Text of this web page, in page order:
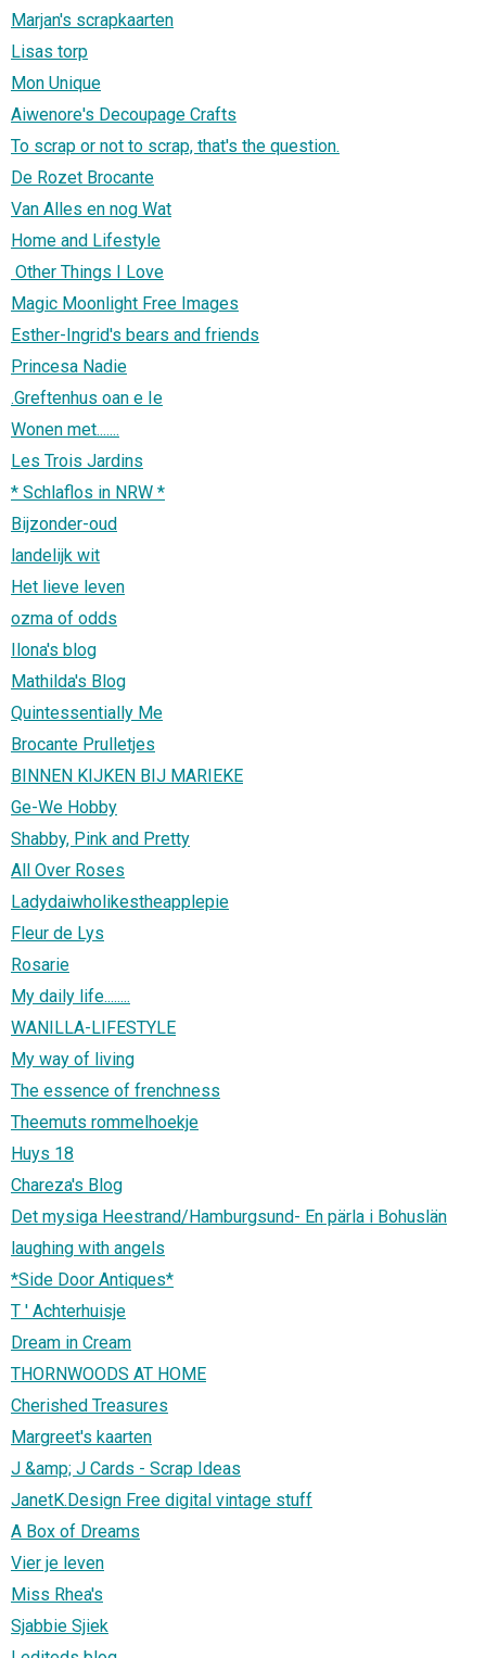
Marjan's scrapkaarten
Lisas torp
Mon Unique
Aiwenore's Decoupage Crafts
To scrap or not to scrap, that's the question.
De Rozet Brocante
Van Alles en nog Wat
Home and Lifestyle
Other Things I Love
Magic Moonlight Free Images
Esther-Ingrid's bears and friends
Princesa Nadie
.Greftenhus oan e Ie
Wonen met.......
Les Trois Jardins
* Schlaflos in NRW *
Bijzonder-oud
landelijk wit
Het lieve leven
ozma of odds
Ilona's blog
Mathilda's Blog
Quintessentially Me
Brocante Prulletjes
BINNEN KIJKEN BIJ MARIEKE
Ge-We Hobby
Shabby, Pink and Pretty
All Over Roses
Ladydaiwholikestheapplepie
Fleur de Lys
Rosarie
My daily life........
WANILLA-LIFESTYLE
My way of living
The essence of frenchness
Theemuts rommelhoekje
Huys 18
Chareza's Blog
Det mysiga Heestrand/Hamburgsund- En pärla i Bohuslän
laughing with angels
*Side Door Antiques*
T ' Achterhuisje
Dream in Cream
THORNWOODS AT HOME
Cherished Treasures
Margreet's kaarten
J &amp; J Cards - Scrap Ideas
JanetK.Design Free digital vintage stuff
A Box of Dreams
Vier je leven
Miss Rhea's
Sjabbie Sjiek